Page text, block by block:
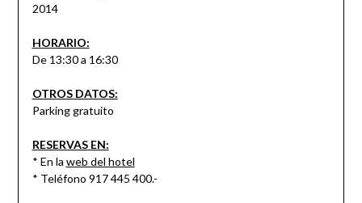
2014
HORARIO:
De 13:30 a 16:30
OTROS DATOS:
Parking gratuito
RESERVAS EN:
* En la web del hotel
* Teléfono 917 445 400.-